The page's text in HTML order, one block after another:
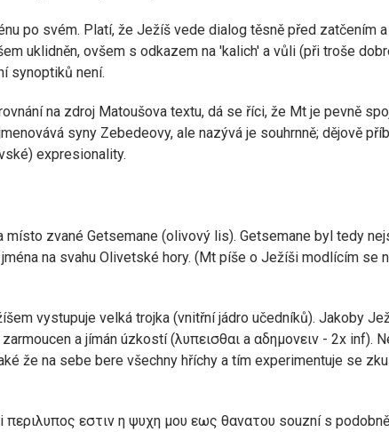
po svém. Platí, že Ježíš vede dialog těsně před zatčením
uklidněn, ovšem s odkazem na 'kalich' a vůli (při troše
synoptiků není.
na zdroj Matoušova textu, dá se říci, že Mt je pevně
syny Zebedeovy, ale nazývá je souhrnně; dějově
expresionality.
místo zvané Getsemane (olivový lis). Getsemane byl tedy
na svahu Olivetské hory. (Mt píše o Ježíši modlícím se
vystupuje velká trojka (vnitřní jádro učedníků). Jakoby
a jímán úzkostí (λυπεισθαι a αδημονειν - 2x inf).
že na sebe bere všechny hříchy a tím experimentuje se
περιλυπος εστιν η ψυχη μου εως θανατου souzní s